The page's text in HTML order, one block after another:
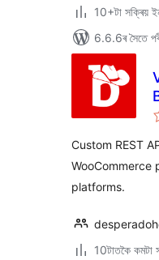
10+টা সক্ৰিয়
6.6.6ৰ সৈতে
Custom REST
WooCommerce
platforms.
10টাতকৈ কমটা